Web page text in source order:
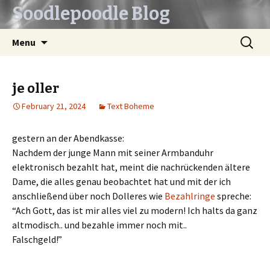
Soodlepoodle Blog
Menu
Search
for:
je oller
February 21, 2024 Text Boheme
gestern an der Abendkasse:
Nachdem der junge Mann mit seiner Armbanduhr
elektronisch bezahlt hat, meint die nachrückenden ältere
Dame, die alles genau beobachtet hat und mit der ich
anschließend über noch Dolleres wie Bezahlringe spreche:
“Ach Gott, das ist mir alles viel zu modern! Ich halts da ganz
altmodisch.. und bezahle immer noch mit..
Falschgeld!”